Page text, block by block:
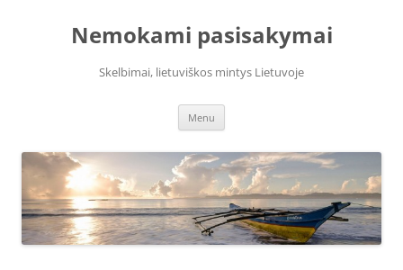
Nemokami pasisakymai
Skelbimai, lietuviškos mintys Lietuvoje
Menu